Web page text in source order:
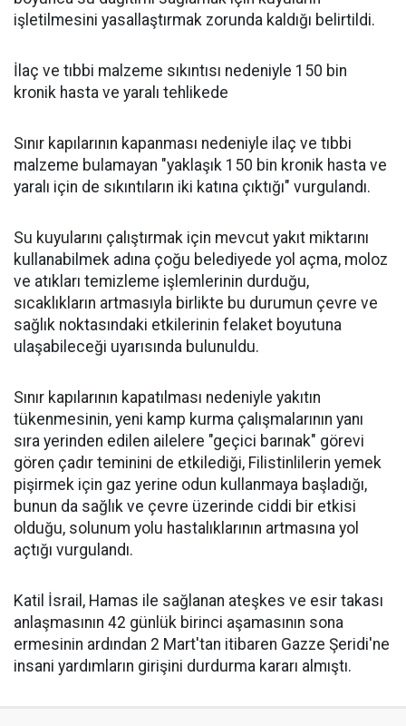
işletilmesini yasallaştırmak zorunda kaldığı belirtildi.
İlaç ve tıbbi malzeme sıkıntısı nedeniyle 150 bin
kronik hasta ve yaralı tehlikede
Sınır kapılarının kapanması nedeniyle ilaç ve tıbbi
malzeme bulamayan "yaklaşık 150 bin kronik hasta ve
yaralı için de sıkıntıların iki katına çıktığı" vurgulandı.
Su kuyularını çalıştırmak için mevcut yakıt miktarını
kullanabilmek adına çoğu belediyede yol açma, moloz
ve atıkları temizleme işlemlerinin durduğu,
sıcaklıkların artmasıyla birlikte bu durumun çevre ve
sağlık noktasındaki etkilerinin felaket boyutuna
ulaşabileceği uyarısında bulunuldu.
Sınır kapılarının kapatılması nedeniyle yakıtın
tükenmesinin, yeni kamp kurma çalışmalarının yanı
sıra yerinden edilen ailelere "geçici barınak" görevi
gören çadır teminini de etkilediği, Filistinlilerin yemek
pişirmek için gaz yerine odun kullanmaya başladığı,
bunun da sağlık ve çevre üzerinde ciddi bir etkisi
olduğu, solunum yolu hastalıklarının artmasına yol
açtığı vurgulandı.
Katil İsrail, Hamas ile sağlanan ateşkes ve esir takası
anlaşmasının 42 günlük birinci aşamasının sona
ermesinin ardından 2 Mart'tan itibaren Gazze Şeridi'ne
insani yardımların girişini durdurma kararı almıştı.